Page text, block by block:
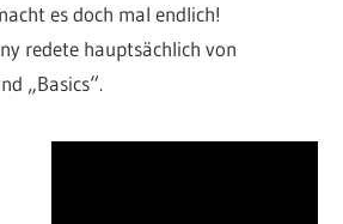
es doch mal endlich!
redete hauptsächlich von
„Basics“.